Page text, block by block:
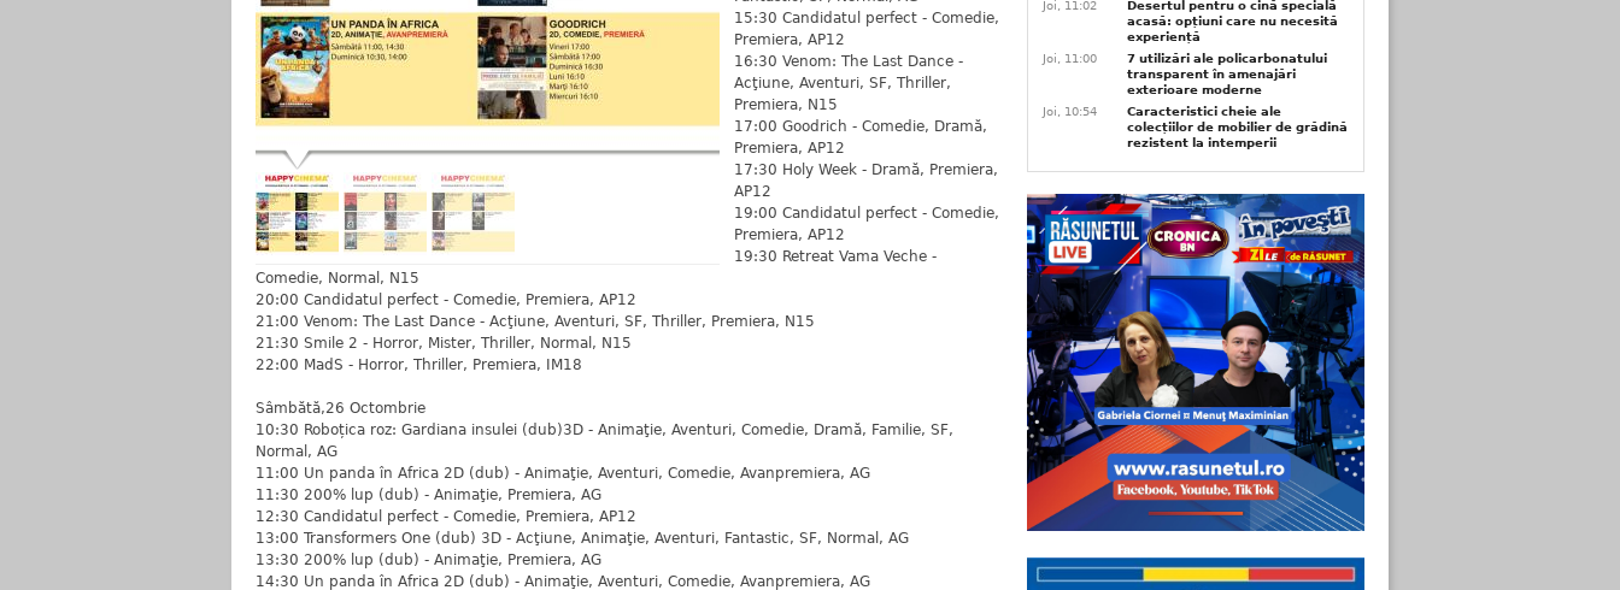
15:30 Candidatul perfect - Comedie,
Premiera, AP12
16:30 Venom: The Last Dance -
Acţiune, Aventuri, SF, Thriller,
Premiera, N15
17:00 Goodrich - Comedie, Dramă,
Premiera, AP12
17:30 Holy Week - Dramă, Premiera,
AP12
19:00 Candidatul perfect - Comedie,
Premiera, AP12
19:30 Retreat Vama Veche -
Comedie, Normal, N15
20:00 Candidatul perfect - Comedie, Premiera, AP12
21:00 Venom: The Last Dance - Acţiune, Aventuri, SF, Thriller, Premiera, N15
21:30 Smile 2 - Horror, Mister, Thriller, Normal, N15
22:00 MadS - Horror, Thriller, Premiera, IM18
Sâmbătă,26 Octombrie
10:30 Roboțica roz: Gardiana insulei (dub)3D - Animaţie, Aventuri, Comedie, Dramă, Familie, SF,
Normal, AG
11:00 Un panda în Africa 2D (dub) - Animaţie, Aventuri, Comedie, Avanpremiera, AG
11:30 200% lup (dub) - Animaţie, Premiera, AG
12:30 Candidatul perfect - Comedie, Premiera, AP12
13:00 Transformers One (dub) 3D - Acţiune, Animaţie, Aventuri, Fantastic, SF, Normal, AG
13:30 200% lup (dub) - Animaţie, Premiera, AG
14:30 Un panda în Africa 2D (dub) - Animaţie, Aventuri, Comedie, Avanpremiera, AG
Joi, 11:02
Desertul pentru o cină specială
acasă: opțiuni care nu necesită
experiență
Joi, 11:00
7 utilizări ale policarbonatului
transparent în amenajări
exterioare moderne
Joi, 10:54
Caracteristici cheie ale
colecțiilor de mobilier de grădină
rezistent la intemperii